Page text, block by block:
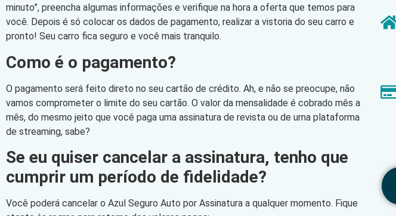
minuto”, preencha algumas informações e verifique na hora a oferta que temos para
você. Depois é só colocar os dados de pagamento, realizar a vistoria do seu carro e
pronto! Seu carro fica seguro e você mais tranquilo.
Como é o pagamento?
O pagamento será feito direto no seu cartão de crédito. Ah, e não se preocupe, não
vamos comprometer o limite do seu cartão. O valor da mensalidade é cobrado mês a
mês, do mesmo jeito que você paga uma assinatura de revista ou de uma plataforma
de streaming, sabe?
Se eu quiser cancelar a assinatura, tenho que
cumprir um período de fidelidade?
Você poderá cancelar o Azul Seguro Auto por Assinatura a qualquer momento. Fique